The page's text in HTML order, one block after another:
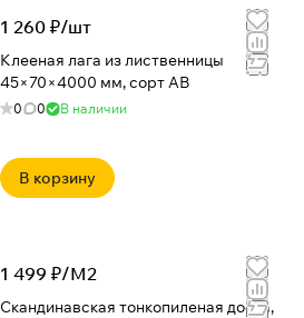
1 260 ₽/шт
Клееная лага из лиственницы
45×70×4000 мм, сорт АВ
0 0 В наличии
В корзину
1 499 ₽/М2
Скандинавская тонкопиленая доска,